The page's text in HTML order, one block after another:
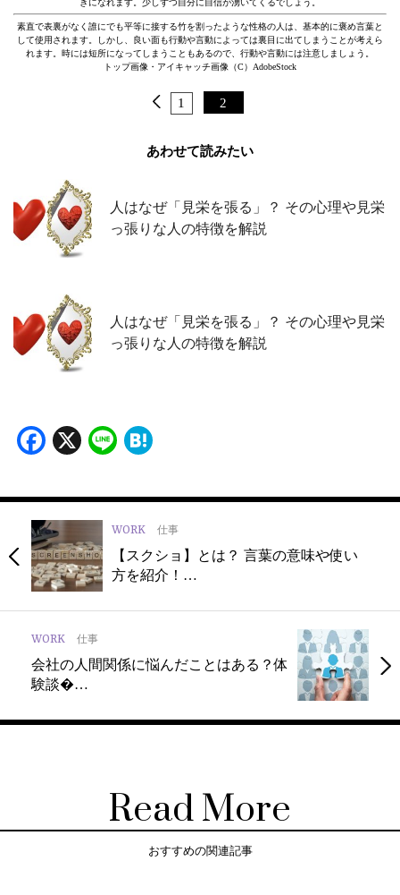
素直で表裏がなく誰にでも平等に接する竹を割ったような性格の人は、基本的に褒め言葉と
して使用されます。しかし、良い面も行動や言動によっては裏目に出てしまうことが考えら
れます。時には短所になってしまうこともあるので、行動や言動には注意しましょう。
トップ画像・アイキャッチ画像（C）AdobeStock
1 2
あわせて読みたい
人はなぜ「見栄を張る」？ その心理や見栄
っ張りな人の特徴を解説
人はなぜ「見栄を張る」？ その心理や見栄
っ張りな人の特徴を解説
Facebook
X Line
WORK 仕事
【スクショ】とは？ 言葉の意味や使い
方を紹介！…
WORK 仕事
会社の人間関係に悩んだことはある？体
験談�…
Read More
おすすめの関連記事